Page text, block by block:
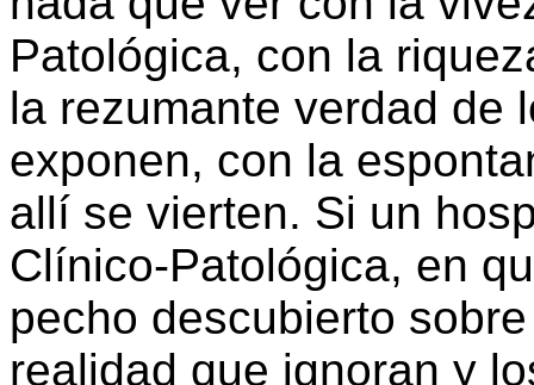
Patológica, con la
la rezumante verdad de
exponen, con la
allí se vierten. Si un
Clínico-Patológica, en
pecho descubierto
realidad que ignoran y